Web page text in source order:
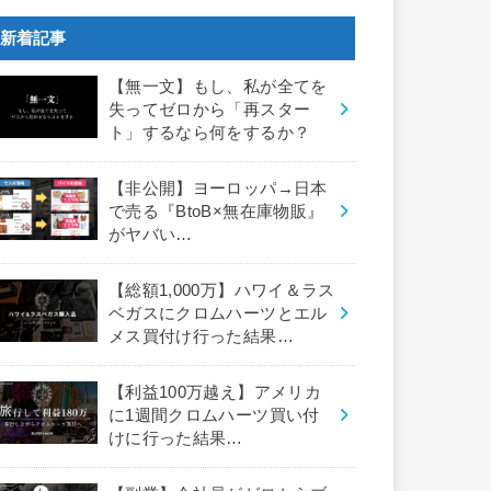
新着記事
【無一文】もし、私が全てを
失ってゼロから「再スター
ト」するなら何をするか？
【非公開】ヨーロッパ→日本
で売る『BtoB×無在庫物販』
がヤバい…
【総額1,000万】ハワイ＆ラス
ベガスにクロムハーツとエル
メス買付け行った結果…
【利益100万越え】アメリカ
に1週間クロムハーツ買い付
けに行った結果…